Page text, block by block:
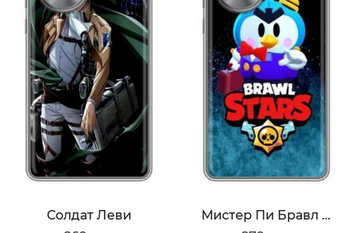
Солдат Леви
Мистер Пи Бравл Старс